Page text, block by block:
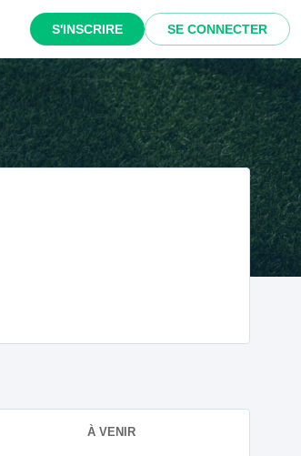
S'INSCRIRE SE CONNECTER
À VENIR